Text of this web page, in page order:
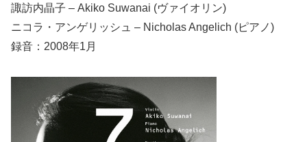
諏訪内晶子 – Akiko Suwanai (ヴァイオリン)
ニコラ・アンゲリッシュ – Nicholas Angelich (ピアノ)
録音：2008年1月